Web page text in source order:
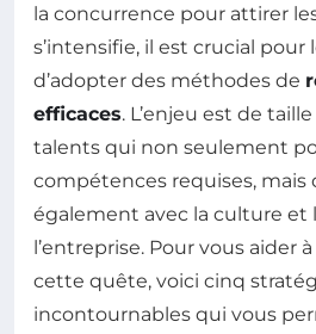
la concurrence pour attirer
s’intensifie, il est crucial pour
d’adopter des méthodes de
efficaces. L’enjeu est de
talents qui non seulement
compétences requises, mais
également avec la culture et
l’entreprise. Pour vous aider
cette quête, voici cinq
incontournables qui vous